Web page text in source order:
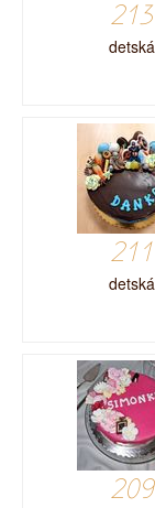
213
detská
211
detská
209